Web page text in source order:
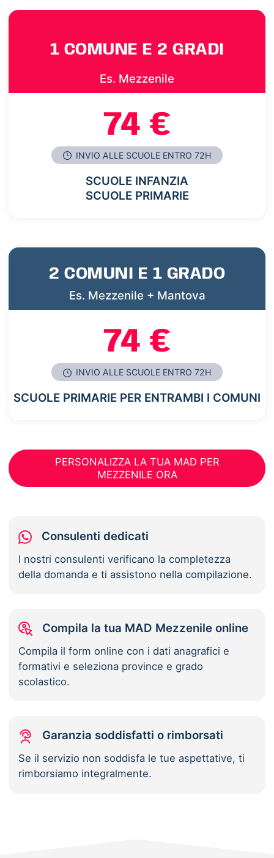
1 COMUNE E 2 GRADI
Es. Mezzenile
74 €
INVIO ALLE SCUOLE ENTRO 72H
SCUOLE INFANZIA
SCUOLE PRIMARIE
2 COMUNI E 1 GRADO
Es. Mezzenile + Mantova
74 €
INVIO ALLE SCUOLE ENTRO 72H
SCUOLE PRIMARIE PER ENTRAMBI I COMUNI
PERSONALIZZA LA TUA MAD PER
MEZZENILE ORA
Consulenti dedicati
I nostri consulenti verificano la completezza
della domanda e ti assistono nella compilazione.
Compila la tua MAD Mezzenile online
Compila il form online con i dati anagrafici e
formativi e seleziona province e grado
scolastico.
Garanzia soddisfatti o rimborsati
Se il servizio non soddisfa le tue aspettative, ti
rimborsiamo integralmente.